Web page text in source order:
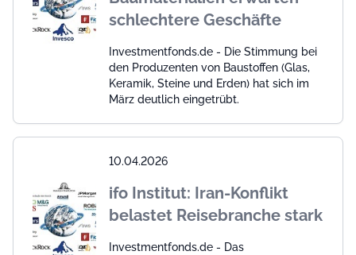
schlechtere Geschäfte
Investmentfonds.de - Die Stimmung bei
den Produzenten von Baustoffen (Glas,
Keramik, Steine und Erden) hat sich im
März deutlich eingetrübt.
10.04.2026
ifo Institut: Iran-Konflikt
belastet Reisebranche stark
Investmentfonds.de - Das